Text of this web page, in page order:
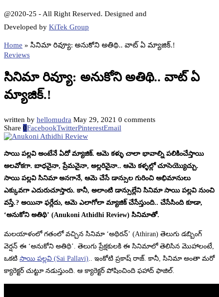
@2020-25 - All Right Reserved. Designed and
Developed by KiTek Group
Home » సినిమా రివ్యూ: అనుకోని అతిథి.. వాట్ ఏ మ్యాజిక్.!
Reviews
సినిమా రివ్యూ: అనుకోని అతిథి.. వాట్ ఏ
మ్యాజిక్.!
written by hellomudra May 29, 2021 0 comments
Share 0FacebookTwitterPinterestEmail
సాయి పల్లవి అంటేనే ఏదో మ్యాజిక్. ఆమె కళ్ళు చాలా భావాల్ని పలికించేస్తాయి
అలవోకగా. బాధనైనా, ప్రేమనైనా, అల్లరినైనా.. ఆమె కళ్ళల్లో చూసెయ్యొచ్చు.
సాయి పల్లవి సినిమా అనగానే, ఆమె చేసే డాన్సుల గురించి అభిమానులు
ఎక్కువగా ఎదురుచూస్తారు. కానీ, అలాంటి డాన్సుల్లేని సినిమా సాయి పల్లవి నుంచి
వస్తే.? అయినా ఫర్లేదు, ఆమె ఎలాగోలా మ్యాజిక్ చేసేస్తుంది.. చేసేసింది కూడా,
‘అనుకోని అతిథి’ (Anukoni Athidhi Review) సినిమాతో.
మలయాళంలో గతంలో వచ్చిన సినిమా ‘అథిరన్’ (Athiran) తెలుగు డబ్బింగ్
వెర్షన్ ఈ ‘అనుకోని అతిథి’. తెలుగు ప్రేక్షకులకి ఈ సినిమాలో తెలిసిన మొహాలంటే,
ఒకటి సాయి పల్లవి (Sai Pallavi).. ఇంకోటి ప్రకాష్ రాజ్. కానీ, సినిమా అంతా మరో
క్యారెక్టర్ చుట్టూ నడుస్తుంది. ఆ క్యారెక్టర్ పోషించింది ఫహాద్ ఫాజిల్.